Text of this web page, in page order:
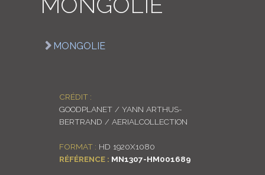
LOGIN
MONGOLIE
CRÉDIT :
GOODPLANET / YANN ARTHUS-
BERTRAND / AERIALCOLLECTION
FORMAT : HD 1920X1080
RÉFÉRENCE : MN1307-HM001689